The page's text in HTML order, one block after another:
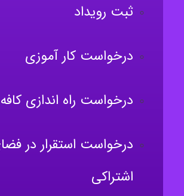
ثبت رویداد
درخواست کار آموزی
درخواست راه اندازی
درخواست استقرار در
اشتراکی